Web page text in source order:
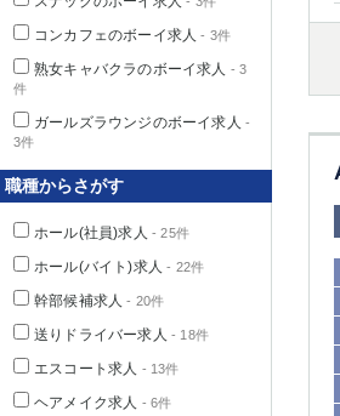
コンカフェのボーイ求人 - 3件
熟女キャバクラのボーイ求人 - 3
件
ガールズラウンジのボーイ求人 -
3件
職種からさがす
ホール(社員)求人 - 25件
ホール(バイト)求人 - 22件
幹部候補求人 - 20件
送りドライバー求人 - 18件
エスコート求人 - 13件
ヘアメイク求人 - 6件
栃木県